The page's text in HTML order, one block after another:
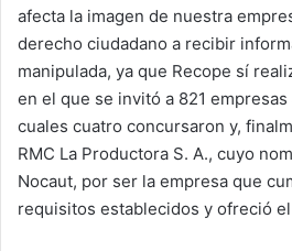
afecta la imagen de nuestra
derecho ciudadano a recibir
manipulada, ya que Recope sí
en el que se invitó a 821
cuales cuatro concursaron y,
RMC La Productora S. A., cuyo
Nocaut, por ser la empresa que
requisitos establecidos y ofreció